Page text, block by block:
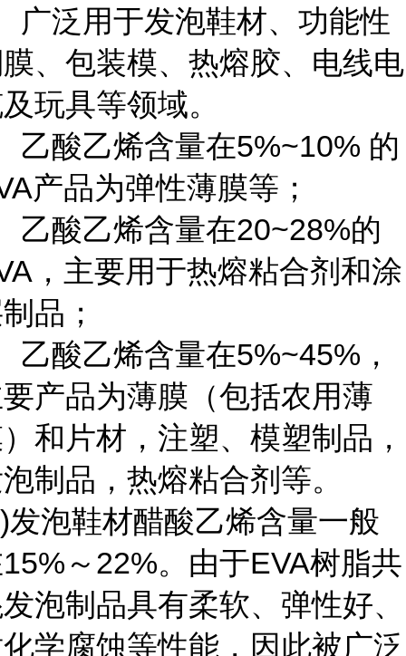
广泛用于发泡鞋材、功能性
、包装模、热熔胶、电线电
玩具等领域。
乙酸乙烯含量在5%~10% 的
产品为弹性薄膜等；
乙酸乙烯含量在20~28%的
，主要用于热熔粘合剂和涂
品；
乙酸乙烯含量在5%~45%，
产品为薄膜（包括农用薄
和片材，注塑、模塑制品，
制品，热熔粘合剂等。
发泡鞋材醋酸乙烯含量一般
～22%。由于EVA树脂共
泡制品具有柔软、弹性好、
学腐蚀等性能，因此被广泛